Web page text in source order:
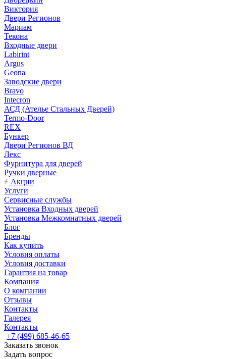
Виктория
Двери Регионов
Мариам
Текона
Входные двери
Labirint
Argus
Geona
Заводские двери
Bravo
Intecron
АСД (Ателье Стальных Дверей)
Termo-Door
REX
Бункер
Двери Регионов ВД
Лекс
Фурнитура для дверей
Ручки дверные
Акции
Услуги
Сервисные службы
Установка Входных дверей
Установка Межкомнатных дверей
Блог
Бренды
Как купить
Условия оплаты
Условия доставки
Гарантия на товар
Компания
О компании
Отзывы
Контакты
Галерея
Контакты
+7 (499) 685-46-65
Заказать звонок
Задать вопрос